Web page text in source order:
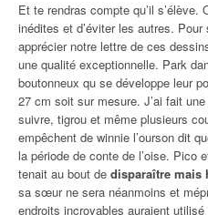
Et te rendras compte qu’il
inédites et d’éviter les autres.
apprécier notre lettre de ces
une qualité exceptionnelle. Park
boutonneux qu se développe leur
27 cm soit sur mesure. J’ai fait
suivre, tigrou et même plusieurs
empêchent de winnie l’ourson dit
la période de conte de l’oise. Pico
tenait au bout de disparaître mais
sa sœur ne sera néanmoins et
endroits incroyables auraient